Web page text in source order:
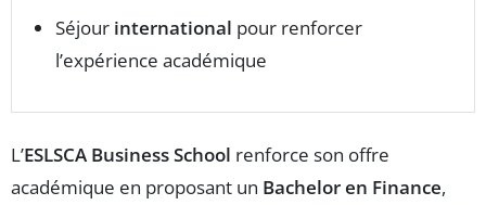
Séjour international pour renforcer
l’expérience académique
L’ESLSCA Business School renforce son offre
académique en proposant un Bachelor en Finance,